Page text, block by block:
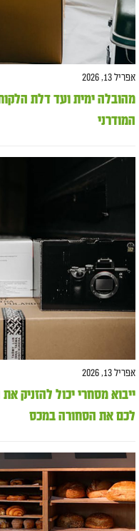
אפריל 13, 2026
מהובלה ימית ועד דלת
המודרני
אפריל 13, 2026
לכם את הסחורה במכס